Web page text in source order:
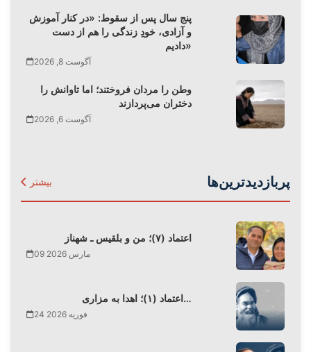
پنج سال پس از سقوط: «در کنار آموزش
و آزادی، خودِ زندگی را هم از دست
دادیم»
آگوست 8, 2026
وطن را مردان فروختند؛ اما تاوانش را
دختران می‌پردازند
آگوست 6, 2026
پربازدیدترین‌ها بیشتر
اعتماد (۷)؛ من و بلقیس ـ شهناز
09 مارس 2026
اعتماد (۱)؛ اهدا به مزاری…
24 فوریه 2026